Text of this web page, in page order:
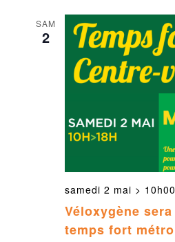
SAM
2
Véloxygène
temps fort
samedi 2 mai > 10h00